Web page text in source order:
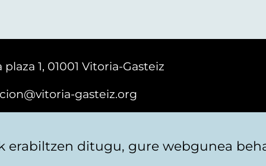
plaza 1, 01001 Vitoria-Gasteiz
gasteiz.org
erabiltzen ditugu, gure webgunea